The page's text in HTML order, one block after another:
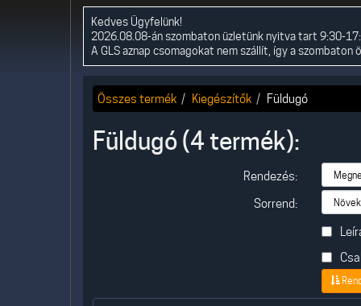
Kedves Ügyfelünk!
2026.08.08-án szombaton üzletünk nyitva tart 9:30-
A GLS aznap csomagokat nem szállít, így a
Összes termék Kiegészítők Füldugó
Füldugó (4 termék):
Rendezés:
Sorrend: